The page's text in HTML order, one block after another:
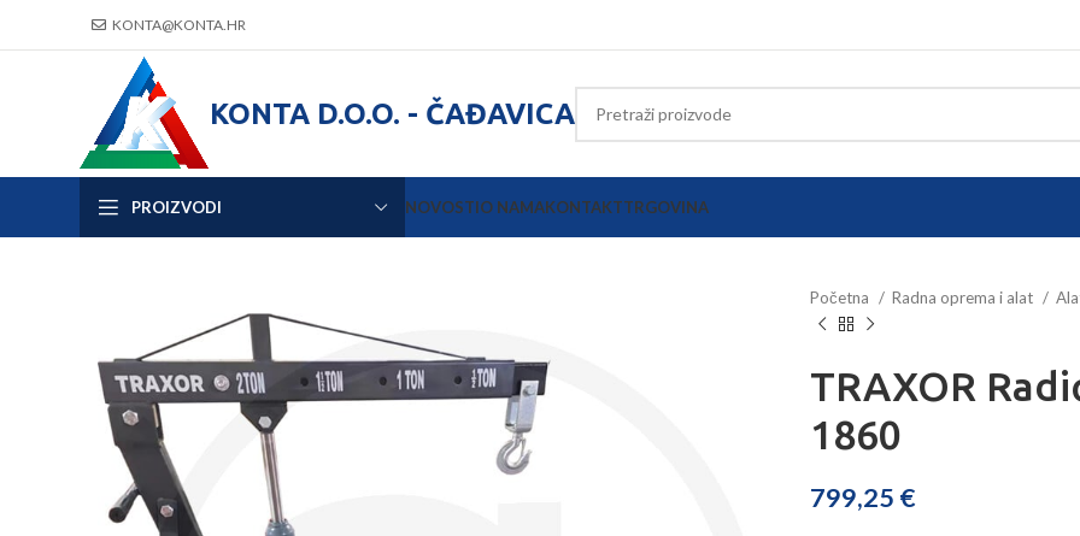
KONTA@KONTA.HR
KONTA D.O.O. - ČAĐAVICA
PROIZVODI NOVOSTIO NAMAKONTAKTTRGOVINA
Početna Radna oprema i alat
TRAXOR
1860
799,25 €